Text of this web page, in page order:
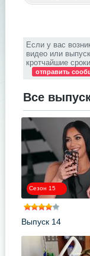
Если у вас
видео или
кротчайшие
отправить
Все
Сезон 15
Выпуск 14